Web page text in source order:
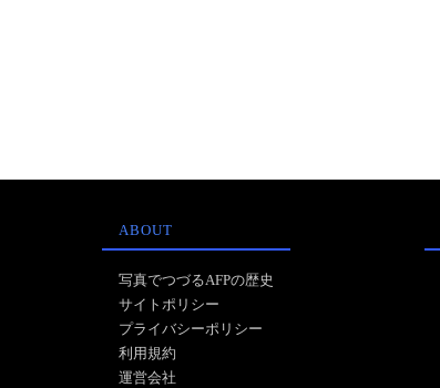
ABOUT
写真でつづるAFPの歴史
サイトポリシー
プライバシーポリシー
利用規約
運営会社